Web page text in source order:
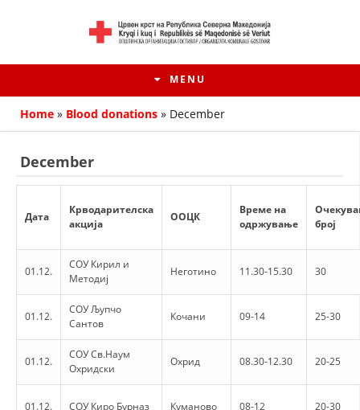
MENU
ORGANISATION STRUCTURE
Home » Blood donations » December
December
Дата
Крводарителска
акција
ООЦК
Време на
одржување
број
01.12.
СОУ Кирил и
Методиј
Неготино 11.30-15.30 30
01.12.
СОУ Љупчо
Сантов
Кочани 09-14 25-30
01.12.
СОУ Св.Наум
Охридски
Охрид 08.30-12.30 20-25
01.12. СОУ Киро Бурназ Куманово 08-12 20-30